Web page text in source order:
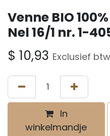
Venne BIO
Nel 16/1 nr. 1-
$ 10,93 Exclusief btw
In
winkelmandje